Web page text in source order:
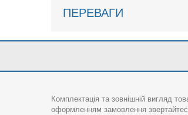
ПЕРЕВАГИ
Комплектація та зовнішній вигляд
оформленням замовлення